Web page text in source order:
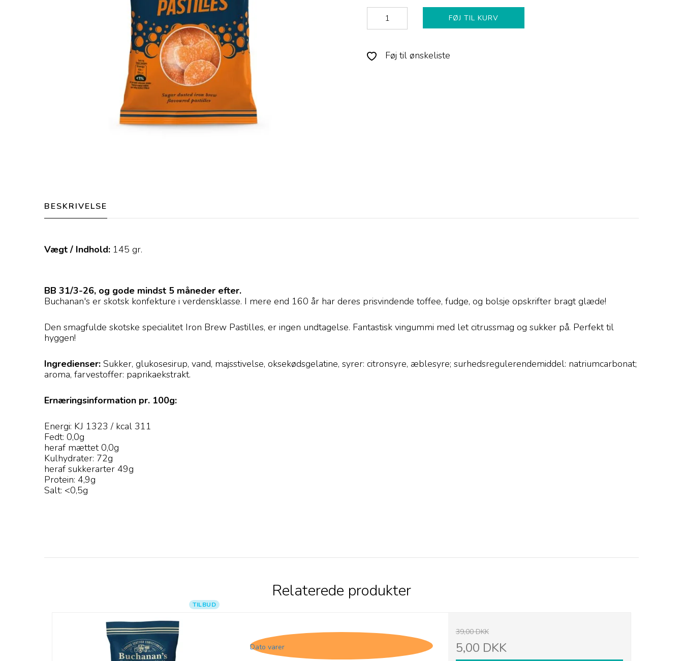
FØJ TIL KURV
Føj til ønskeliste
BESKRIVELSE
Vægt / Indhold: 145 gr.
BB 31/3-26, og gode mindst 5 måneder efter.
Buchanan's er skotsk konfekture i verdensklasse. I mere end 160 år har deres prisvindende toffee, fudge, og bolsje opskrifter bragt glæde!
Den smagfulde skotske specialitet Iron Brew Pastilles, er ingen undtagelse. Fantastisk vingummi med let citrussmag og sukker på. Perfekt til
hyggen!
Ingredienser: Sukker, glukosesirup, vand, majsstivelse, oksekødsgelatine, syrer: citronsyre, æblesyre; surhedsregulerendemiddel: natriumcarbonat;
aroma, farvestoffer: paprikaekstrakt.
Ernæringsinformation pr. 100g:
Energi: KJ 1323 / kcal 311
Fedt: 0,0g
heraf mættet 0,0g
Kulhydrater: 72g
heraf sukkerarter 49g
Protein: 4,9g
Salt: <0,5g
Relaterede produkter
TILBUD
Dato varer
39,00 DKK
5,00 DKK